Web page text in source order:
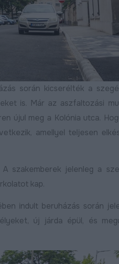
során kicserélték a
is. Már az aszfaltozási
újul meg a Kolónia utca.
amellyel teljesen
szakemberek jelenleg a
kap.
indult beruházás során
új járda épül, és
a
Befejeződött a
második
nagyfelületű